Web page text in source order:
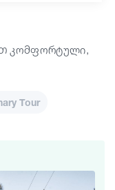
კომფორტული,
Tour